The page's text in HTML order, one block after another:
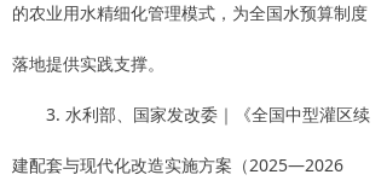
的农业用水精细化管理模式，为全国水预算制度
落地提供实践支撑。
3. 水利部、国家发改委｜《全国中型灌区续
建配套与现代化改造实施方案（2025—2026